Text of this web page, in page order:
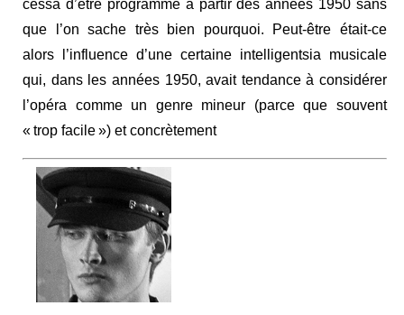
cessa d’être programmé à partir des années 1950 sans
que l’on sache très bien pourquoi. Peut-être était-ce
alors l’influence d’une certaine intelligentsia musicale
qui, dans les années 1950, avait tendance à considérer
l’opéra comme un genre mineur (parce que souvent
« trop facile ») et concrètement